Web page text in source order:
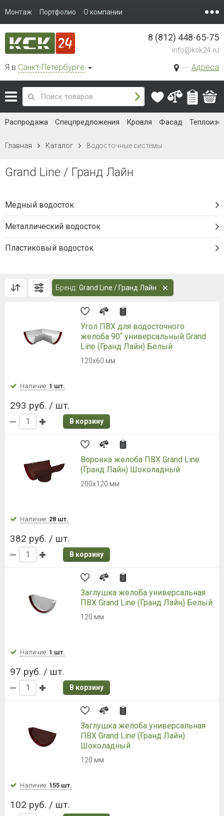
Монтаж Портфолио О компании
Я в Санкт-Петербурге Адреса
8 (812) 448-65-75
info@ksk24.ru
Распродажа Спецпредложения Кровля Фасад
Главная Каталог Водосточные системы
Grand Line / Гранд Лайн
Медный водосток
Металлический водосток
Пластиковый водосток
Бренд: Grand Line / Гранд Лайн
Угол ПВХ для водосточного
желоба 90˚ универсальный Grand
Line (Гранд Лайн) Белый
120х60 мм
Наличие: 1 шт.
293 руб. / шт.
В корзину
Воронка желоба ПВХ Grand Line
(Гранд Лайн) Шоколадный
200х120 мм
Наличие: 28 шт.
382 руб. / шт.
В корзину
Заглушка желоба универсальная
ПВХ Grand Line (Гранд Лайн) Белый
120 мм
Наличие: 1 шт.
97 руб. / шт.
В корзину
Заглушка желоба универсальная
ПВХ Grand Line (Гранд Лайн)
Шоколадный
120 мм
Наличие: 155 шт.
102 руб. / шт.